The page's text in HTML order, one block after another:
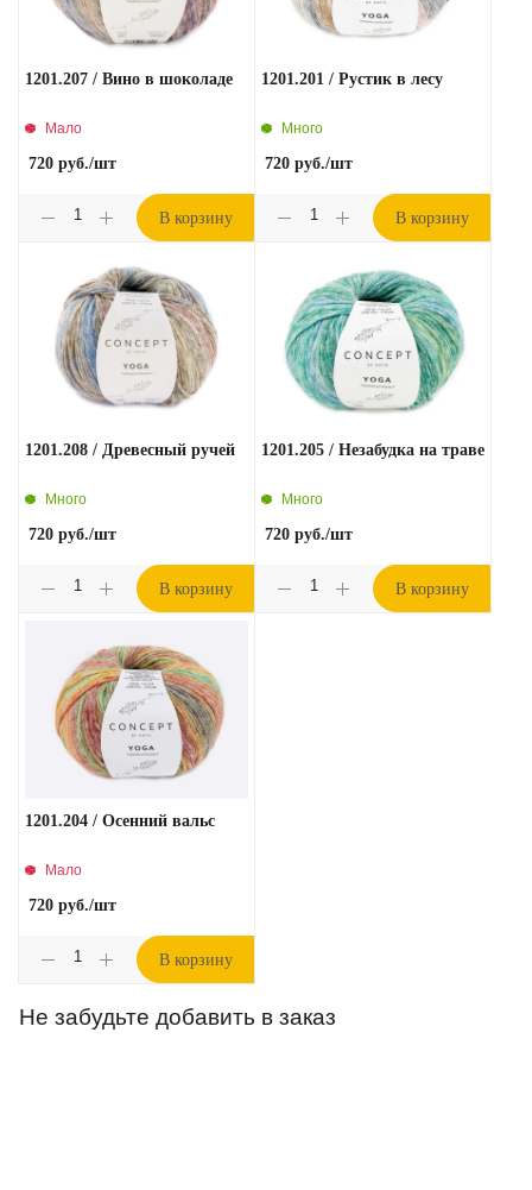
1201.207 / Вино в шоколаде
Мало
720 руб./шт
В корзину
1201.201 / Рустик в лесу
Много
720 руб./шт
В корзину
1201.208 / Древесный ручей
Много
720 руб./шт
В корзину
1201.205 / Незабудка на траве
Много
720 руб./шт
В корзину
1201.204 / Осенний вальс
Мало
720 руб./шт
В корзину
Не забудьте добавить в заказ